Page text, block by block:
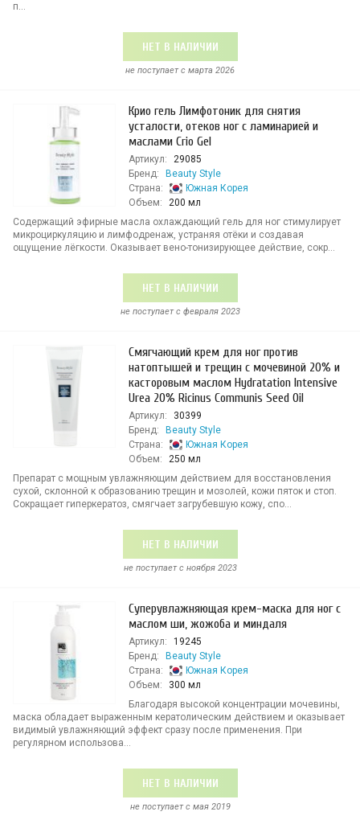
п...
НЕТ В НАЛИЧИИ
не поступает c марта 2026
Крио гель Лимфотоник для снятия
усталости, отеков ног с ламинарией и
маслами Crio Gel
Артикул:
29085
Бренд:
Beauty Style
Страна:
Южная Корея
Объем:
200 мл
Содержащий эфирные масла охлаждающий гель для ног стимулирует
микроциркуляцию и лимфодренаж, устраняя отёки и создавая
ощущение лёгкости. Оказывает вено-тонизирующее действие, сокр...
НЕТ В НАЛИЧИИ
не поступает c февраля 2023
Смягчающий крем для ног против
натоптышей и трещин с мочевиной 20% и
касторовым маслом Hydratation Intensive
Urea 20% Ricinus Communis Seed Oil
Артикул:
30399
Бренд:
Beauty Style
Страна:
Южная Корея
Объем:
250 мл
Препарат с мощным увлажняющим действием для восстановления
сухой, склонной к образованию трещин и мозолей, кожи пяток и стоп.
Сокращает гиперкератоз, смягчает загрубевшую кожу, спо...
НЕТ В НАЛИЧИИ
не поступает c ноября 2023
Суперувлажняющая крем-маска для ног с
маслом ши, жожоба и миндаля
Артикул:
19245
Бренд:
Beauty Style
Страна:
Южная Корея
Объем:
300 мл
Благодаря высокой концентрации мочевины,
маска обладает выраженным кератолическим действием и оказывает
видимый увлажняющий эффект сразу после применения. При
регулярном использова...
НЕТ В НАЛИЧИИ
не поступает c мая 2019